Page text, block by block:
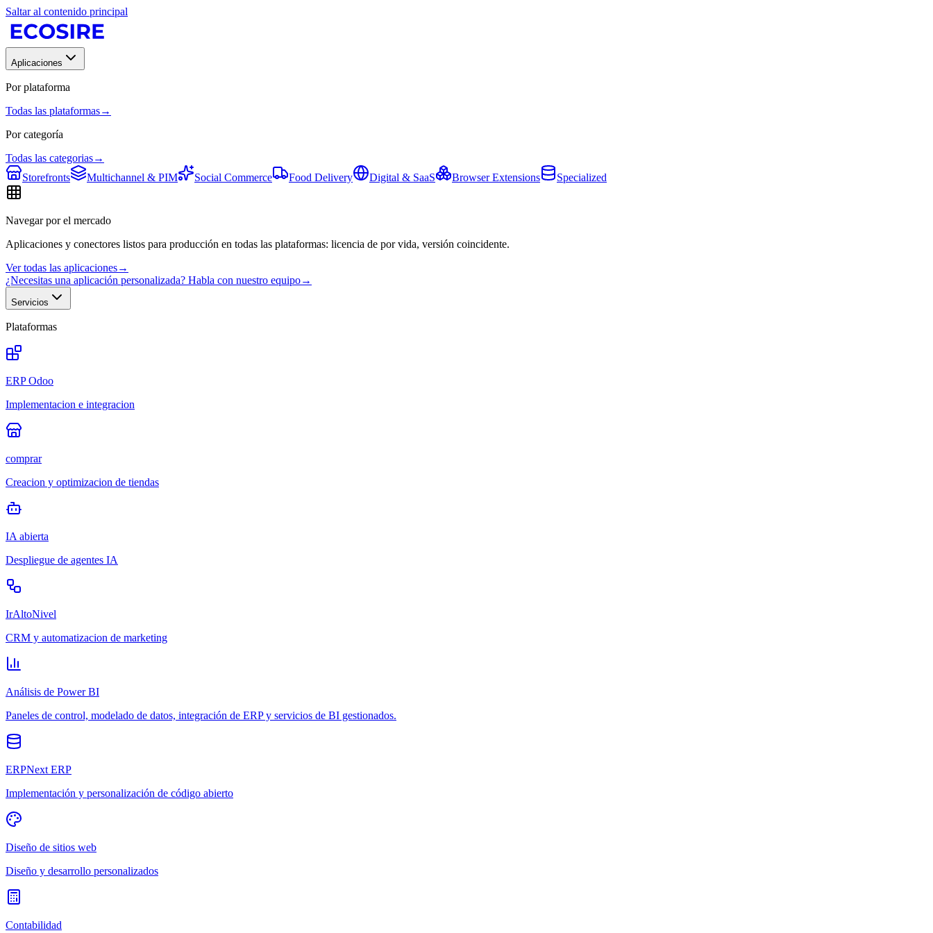
Saltar al contenido principal
Aplicaciones
Por plataforma
Todas las plataformas→
Por categoría
Todas las categorias→
Storefronts
Multichannel & PIM Social Commerce Food Delivery Digital & SaaS Browser Extensions Specialized
Navegar por el mercado
Aplicaciones y conectores listos para producción en todas las plataformas: licencia de por vida, versión coincidente.
Ver todas las aplicaciones→
¿Necesitas una aplicación personalizada? Habla con nuestro equipo→
Servicios
Plataformas
ERP Odoo
Implementacion e integracion
comprar
Creacion y optimizacion de tiendas
IA abierta
Despliegue de agentes IA
IrAltoNivel
CRM y automatizacion de marketing
Análisis de Power BI
Paneles de control, modelado de datos, integración de ERP y servicios de BI gestionados.
ERPNext ERP
Implementación y personalización de código abierto
Diseño de sitios web
Diseño y desarrollo personalizados
Contabilidad